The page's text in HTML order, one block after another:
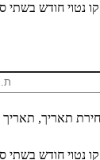
נטוי חודש בשתי
תאריך, תאריך
נטוי חודש בשתי